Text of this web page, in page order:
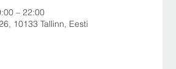
– 22:00
10133 Tallinn, Eesti